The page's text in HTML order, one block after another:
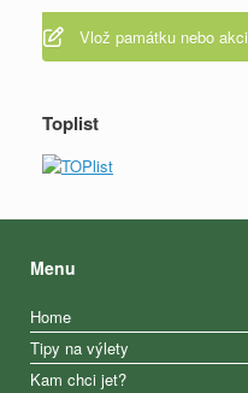
Vlož památku nebo akci
Toplist
Menu
Home
Tipy na výlety
Kam chci jet?